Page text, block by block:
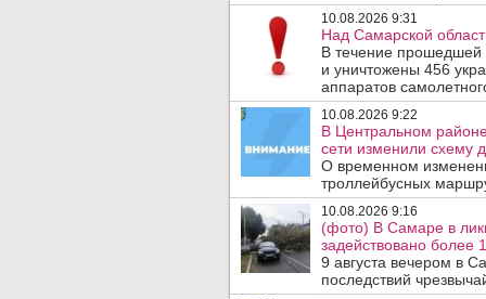
10.08.2026 9:31
Над Самарской
В течение
и уничтожены 456
аппаратов
10.08.2026 9:22
В Центральном
сети изменили схему
О временном
троллейбусных
10.08.2026 9:16
(фото) В Самаре в
задействовано более
9 августа вечером в
последствий